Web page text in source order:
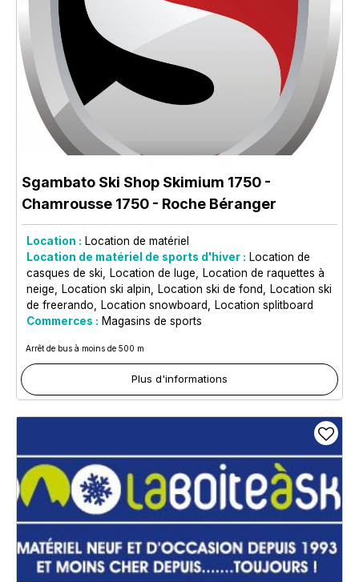
Sgambato Ski Shop Skimium 1750 -
Chamrousse 1750 - Roche Béranger
Location : Location de matériel
Location de matériel de sports d'hiver : Location de
casques de ski
Location de luge
Location de raquettes à
neige
Location ski alpin Location ski de fond
Location ski
de freerando
Location snowboard
Location splitboard
Commerces : Magasins de sports
Arrêt de bus à moins de 500 m
Plus d'informations